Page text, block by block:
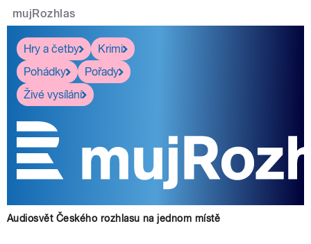
mujRozhlas
Hry a četby
Krimi
Pohádky
Pořady
Živé vysílání
Audiosvět Českého rozhlasu na jednom místě